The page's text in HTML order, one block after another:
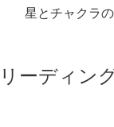
星とチャクラ
ーディン